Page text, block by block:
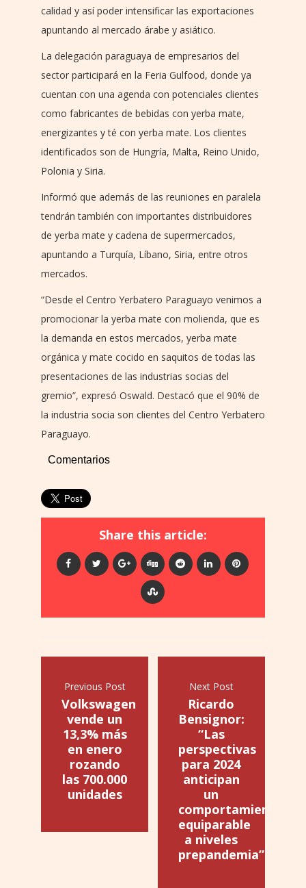
calidad y así poder intensificar las exportaciones
apuntando al mercado árabe y asiático.
La delegación paraguaya de empresarios del
sector participará en la Feria Gulfood, donde ya
cuentan con una agenda con potenciales clientes
como fabricantes de bebidas con yerba mate,
energizantes y té con yerba mate. Los clientes
identificados son de Hungría, Malta, Reino Unido,
Polonia y Siria.
Informó que además de las reuniones en paralela
tendrán también con importantes distribuidores
de yerba mate y cadena de supermercados,
apuntando a Turquía, Líbano, Siria, entre otros
mercados.
“Desde el Centro Yerbatero Paraguayo venimos a
promocionar la yerba mate con molienda, que es
la demanda en estos mercados, yerba mate
orgánica y mate cocido en saquitos de todas las
presentaciones de las industrias socias del
gremio”, expresó Oswald. Destacó que el 90% de
la industria socia son clientes del Centro Yerbatero
Paraguayo.
Comentarios
Share this article:
Previous Post
Volkswagen
vende un
13,3% más
en enero
rozando
las 700.000
unidades
Next Post
Ricardo
Bensignor:
“Las
perspectivas
para 2024
anticipan
un
comportamiento
equiparable
a niveles
prepandemia”